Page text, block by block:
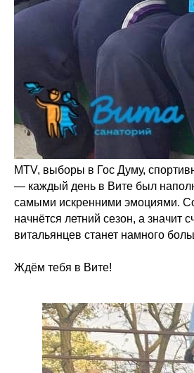
MTV, выборы в Гос Думу,
— каждый день в Вите был
самыми искренними эмоциями.
начнётся летний сезон, а значит
витальянцев станет намного
Ждём тебя в Вите!